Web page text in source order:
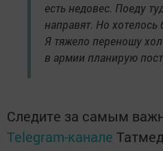
есть недовес. Поеду
направят. Но хотелось
Я тяжело переношу
в армии планирую
Следите за самым
Telegram-канале